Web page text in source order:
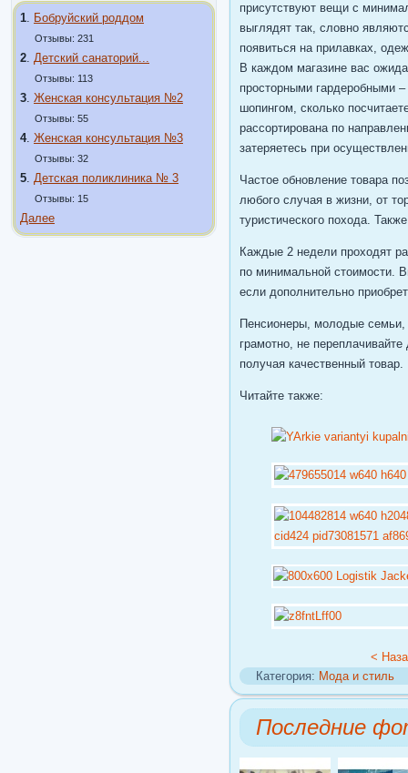
1 Бобруйский роддом
Отзывы: 231
2 Детский санаторий...
Отзывы: 113
3 Женская консультация №2
Отзывы: 55
4. Женская консультация №3
Отзывы: 32
5 Детская поликлиника № 3
Отзывы: 15
Далее
присутствуют вещи с
выглядят так, словно
появиться на прилавках,
В каждом магазине вас
просторными гардеробными
шопингом, сколько
рассортирована по
затеряетесь при
Частое обновление товара
любого случая в жизни, от
туристического похода.
Каждые 2 недели проходят
по минимальной стоимости.
если дополнительно
Пенсионеры, молодые
грамотно, не
получая качественный
Читайте также:
<
Категория: Мода и стиль
Последние